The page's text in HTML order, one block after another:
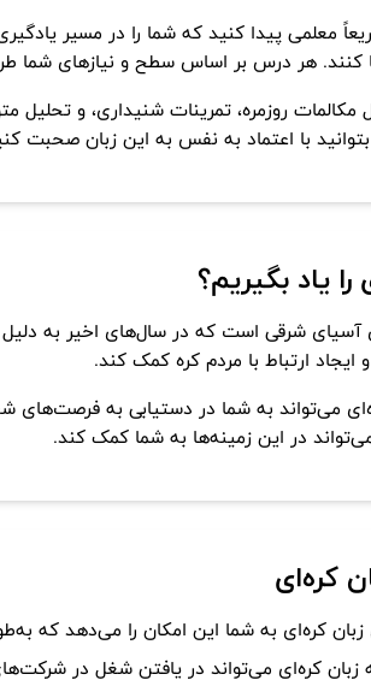
معلمی پیدا کنید که شما را در مسیر
کنند. هر درس بر اساس سطح و نیازهای شما
مکالمات روزمره، تمرینات شنیداری، و
با اعتماد به نفس به این زبان صحبت
را یاد بگیریم؟
ارتباط با مردم کره کمک کند.
می‌تواند به شما در دستیابی به
در این زمینه‌ها به شما کمک کند.
کره‌ای
زبان کره‌ای به شما این امکان را می‌دهد که
زبان کره‌ای می‌تواند در یافتن شغل در